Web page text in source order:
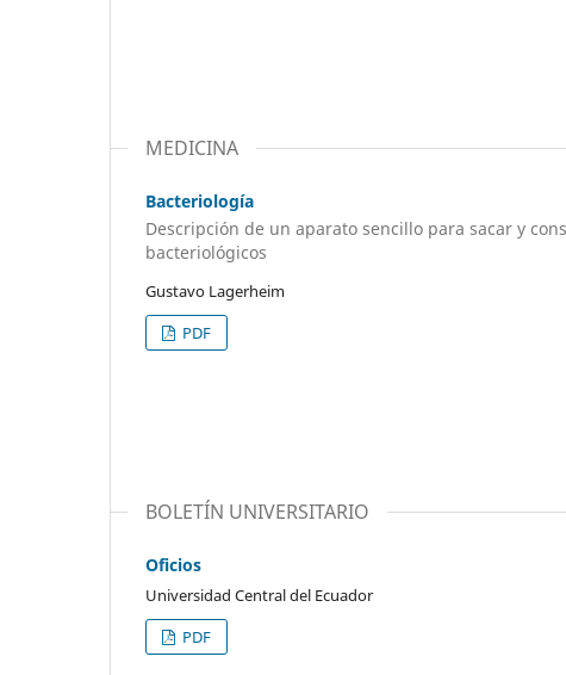
MEDICINA
Bacteriología
Descripción de un aparato sencillo para sacar y
bacteriológicos
Gustavo Lagerheim
PDF
BOLETÍN UNIVERSITARIO
Oficios
Universidad Central del Ecuador
PDF